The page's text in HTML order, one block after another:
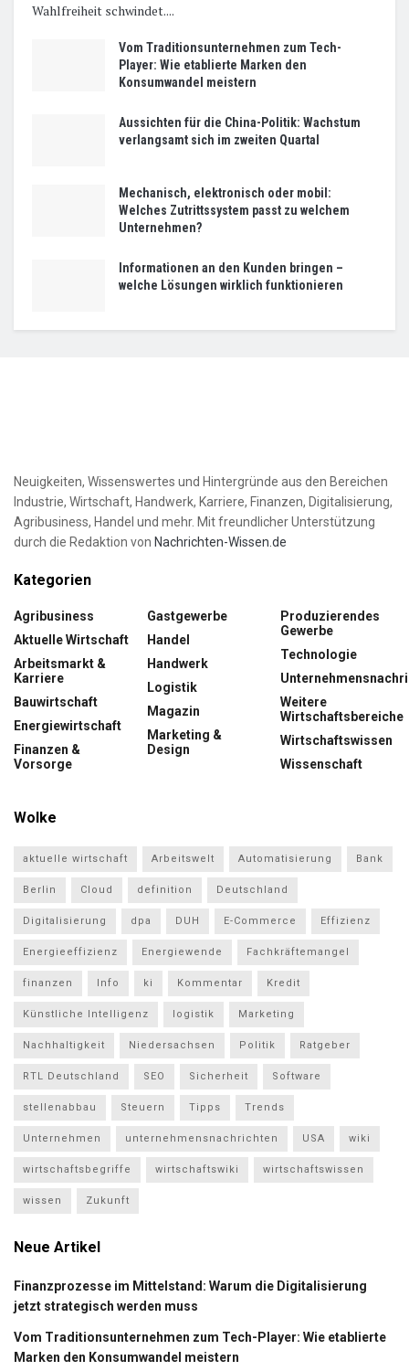
Wahlfreiheit schwindet....
Vom Traditionsunternehmen zum Tech-
Player: Wie etablierte Marken den
Konsumwandel meistern
Aussichten für die China-Politik: Wachstum
verlangsamt sich im zweiten Quartal
Mechanisch, elektronisch oder mobil:
Welches Zutrittssystem passt zu welchem
Unternehmen?
Informationen an den Kunden bringen –
welche Lösungen wirklich funktionieren
Neuigkeiten, Wissenswertes und Hintergründe aus den Bereichen
Industrie, Wirtschaft, Handwerk, Karriere, Finanzen, Digitalisierung,
Agribusiness, Handel und mehr. Mit freundlicher Unterstützung
durch die Redaktion von Nachrichten-Wissen.de
Kategorien
Agribusiness
Aktuelle Wirtschaft
Arbeitsmarkt &
Karriere
Bauwirtschaft
Energiewirtschaft
Finanzen &
Vorsorge
Gastgewerbe
Handel
Handwerk
Logistik
Magazin
Marketing &
Design
Produzierendes
Gewerbe
Technologie
Weitere
Wirtschaftsbereiche
Wirtschaftswissen
Wissenschaft
Wolke
aktuelle wirtschaft Arbeitswelt Automatisierung Bank
Berlin Cloud definition Deutschland
Digitalisierung dpa DUH E-Commerce Effizienz
Energieeffizienz Energiewende Fachkräftemangel
finanzen Info ki Kommentar Kredit
Künstliche Intelligenz logistik Marketing
Nachhaltigkeit Niedersachsen Politik Ratgeber
RTL Deutschland SEO Sicherheit Software
stellenabbau Steuern Tipps Trends
Unternehmen unternehmensnachrichten USA wiki
wirtschaftsbegriffe wirtschaftswiki wirtschaftswissen
wissen Zukunft
Neue Artikel
Finanzprozesse im Mittelstand: Warum die Digitalisierung
jetzt strategisch werden muss
Vom Traditionsunternehmen zum Tech-Player: Wie etablierte
Marken den Konsumwandel meistern